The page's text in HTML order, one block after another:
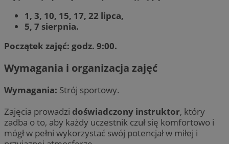
1, 3, 10, 15, 17, 22 lipca,
5, 7 sierpnia.
Początek zajęć: godz. 9:00.
Wymagania i organizacja zajęć
Wymagania: Strój sportowy.
Zajęcia prowadzi doświadczony instruktor, który
zadba o to, aby każdy uczestnik czuł się komfortowo i
mógł w pełni wykorzystać swój potencjał w miłej i